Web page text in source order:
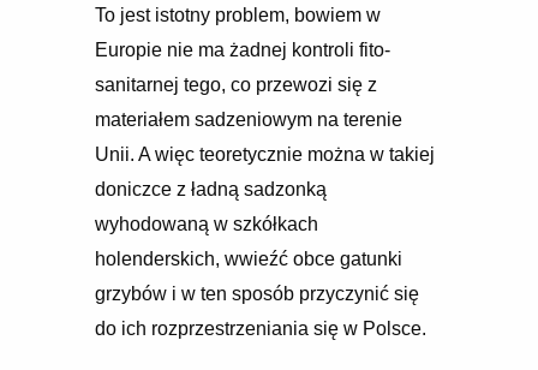
To jest istotny problem, bowiem w
Europie nie ma żadnej kontroli fito-
sanitarnej tego, co przewozi się z
materiałem sadzeniowym na terenie
Unii. A więc teoretycznie można w takiej
doniczce z ładną sadzonką
wyhodowaną w szkółkach
holenderskich, wwieźć obce gatunki
grzybów i w ten sposób przyczynić się
do ich rozprzestrzeniania się w Polsce.